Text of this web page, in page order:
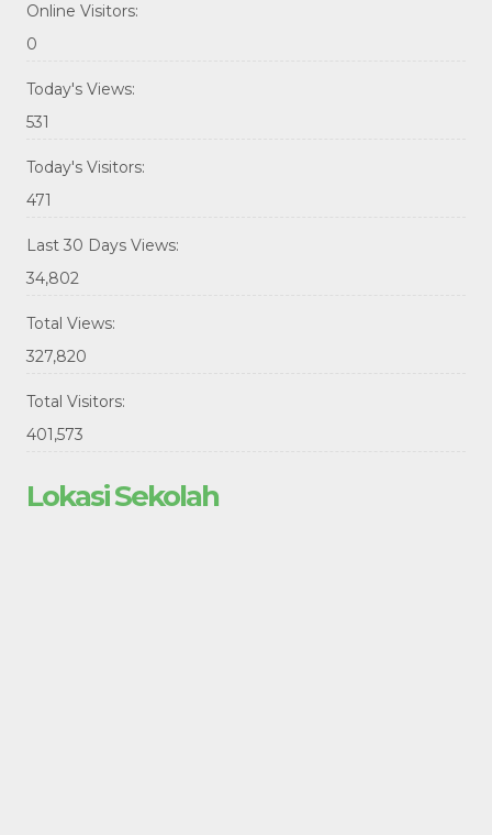
Online Visitors:
0
Today's Views:
531
Today's Visitors:
471
Last 30 Days Views:
34,802
Total Views:
327,820
Total Visitors:
401,573
Lokasi Sekolah